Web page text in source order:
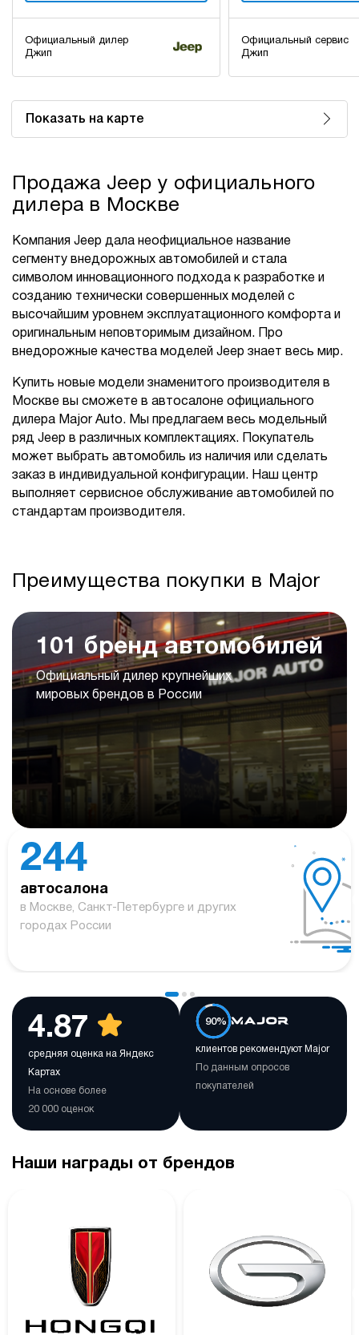
Показать на карте
Официальный дилер
Джип
Официальный сервис
Джип
Продажа Jeep у официального
дилера в Москве
Компания Jeep дала неофициальное название
сегменту внедорожных автомобилей и стала
символом инновационного подхода к разработке и
созданию технически совершенных моделей с
высочайшим уровнем эксплуатационного комфорта и
оригинальным неповторимым дизайном. Про
внедорожные качества моделей Jeep знает весь мир.
Купить новые модели знаменитого производителя в
Москве вы сможете в автосалоне официального
дилера Major Auto. Мы предлагаем весь модельный
ряд Jeep в различных комплектациях. Покупатель
может выбрать автомобиль из наличия или сделать
заказ в индивидуальной конфигурации. Наш центр
выполняет сервисное обслуживание автомобилей по
стандартам производителя.
Преимущества покупки в Major
101 бренд автомобилей
Официальный дилер крупнейших
мировых брендов в России
244
автосалона
в Москве, Санкт-Петербурге и других
городах России
4.87
средняя оценка на Яндекс
Картах
На основе более
20 000 оценок
90%
клиентов рекомендуют Major
По данным опросов
покупателей
Наши награды от брендов